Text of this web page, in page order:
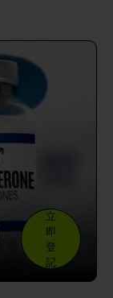
立
即
登
記